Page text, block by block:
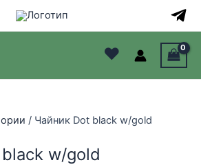
♥
/ Чайник Dot black w/gold
w/gold